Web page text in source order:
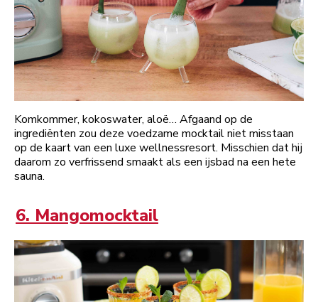
Komkommer, kokoswater, aloë… Afgaand op de
ingrediënten zou deze voedzame mocktail niet misstaan
op de kaart van een luxe wellnessresort. Misschien dat hij
daarom zo verfrissend smaakt als een ijsbad na een hete
sauna.
6. Mangomocktail